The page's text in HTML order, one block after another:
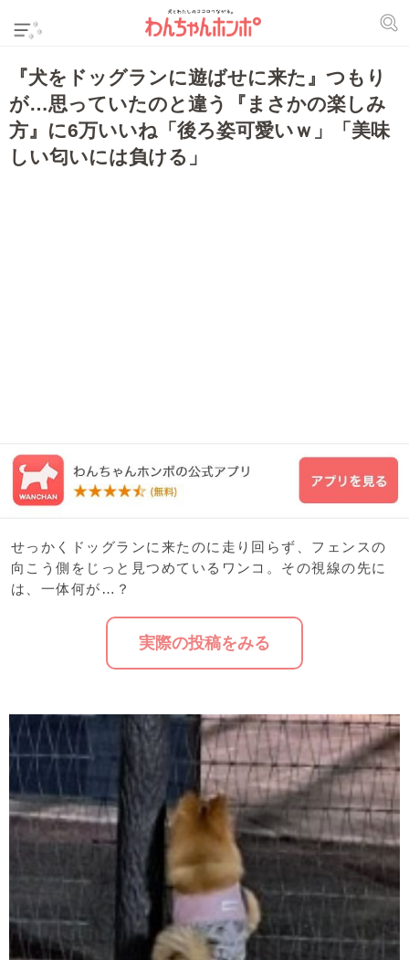
『犬をドッグランに遊ばせに来た』つもり
が…思っていたのと違う『まさかの楽しみ
方』に6万いいね「後ろ姿可愛いｗ」「美味
しい匂いには負ける」
せっかくドッグランに来たのに走り回らず、フェンスの
向こう側をじっと見つめているワンコ。その視線の先に
は、一体何が…？
実際の投稿をみる